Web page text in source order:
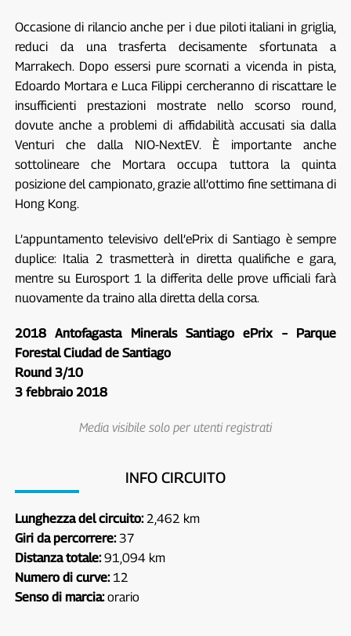
Occasione di rilancio anche per i due piloti italiani in griglia,
reduci da una trasferta decisamente sfortunata a
Marrakech. Dopo essersi pure scornati a vicenda in pista,
Edoardo Mortara e Luca Filippi cercheranno di riscattare le
insufficienti prestazioni mostrate nello scorso round,
dovute anche a problemi di affidabilità accusati sia dalla
Venturi che dalla NIO-NextEV. È importante anche
sottolineare che Mortara occupa tuttora la quinta
posizione del campionato, grazie all’ottimo fine settimana di
Hong Kong.
L’appuntamento televisivo dell’ePrix di Santiago è sempre
duplice: Italia 2 trasmetterà in diretta qualifiche e gara,
mentre su Eurosport 1 la differita delle prove ufficiali farà
nuovamente da traino alla diretta della corsa.
2018 Antofagasta Minerals Santiago ePrix – Parque
Forestal Ciudad de Santiago
Round 3/10
3 febbraio 2018
Media visibile solo per utenti registrati
INFO CIRCUITO
Lunghezza del circuito:2,462 km
Giri da percorrere:37
Distanza totale:91,094 km
Numero di curve: 12
Senso di marcia:orario